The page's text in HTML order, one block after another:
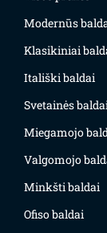
Modernūs
Klasikiniai
Itališki baldai
Svetainės
Miegamojo
Valgomojo
Minkšti baldai
Ofiso baldai